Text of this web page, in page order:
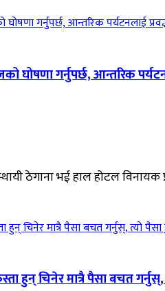
घोषणा गर्नुपर्छ, आन्तरिक
ठेगाना भई हाल होटल विनायक
हुन् चिनेर मात्रै पैसा बचत गर्नुस्,